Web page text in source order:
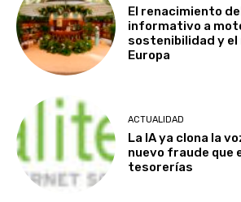
El renacimiento
informativo a
sostenibilidad y
Europa
ACTUALIDAD
La IA ya clona la
nuevo fraude que
tesorerías